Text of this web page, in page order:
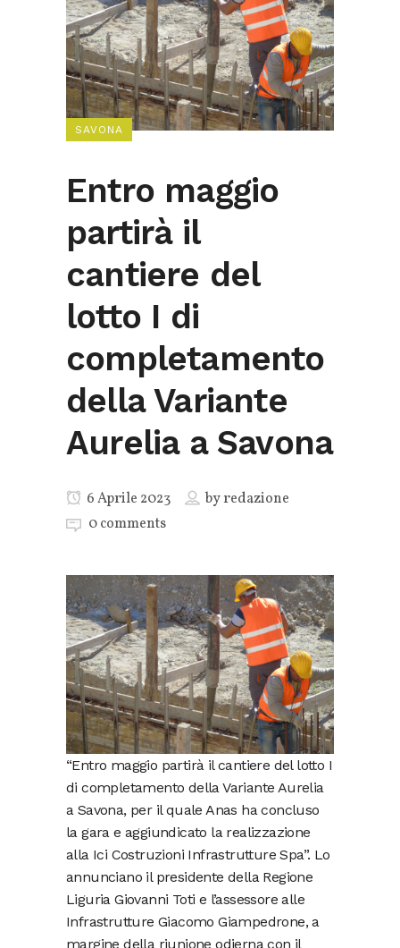
SAVONA
Entro maggio
partirà il
cantiere del
lotto I di
completamento
della Variante
Aurelia a Savona
6 Aprile 2023 byredazione
0 comments
“Entro maggio partirà il cantiere del lotto I
di completamento della Variante Aurelia
a Savona, per il quale Anas ha concluso
la gara e aggiundicato la realizzazione
alla Ici Costruzioni Infrastrutture Spa”. Lo
annunciano il presidente della Regione
Liguria Giovanni Toti e l’assessore alle
Infrastrutture Giacomo Giampedrone, a
margine della riunione odierna con il